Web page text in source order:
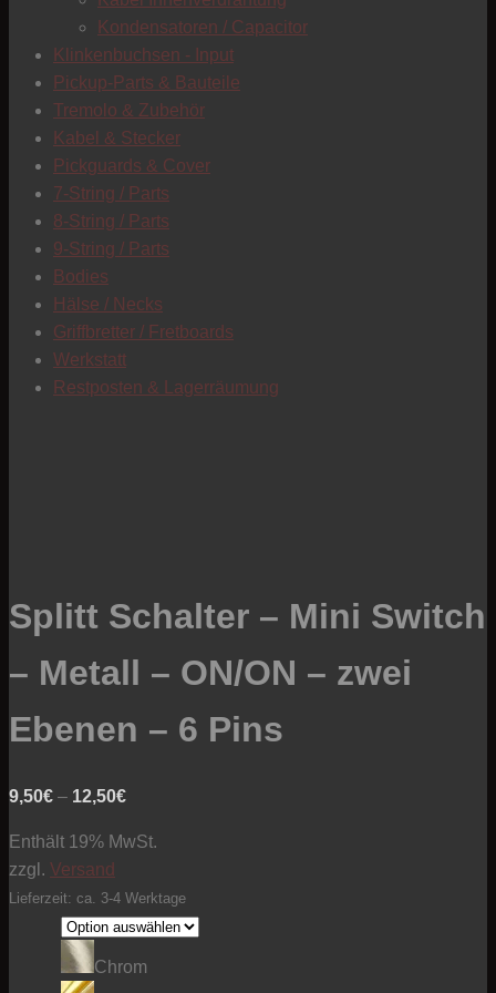
Kondensatoren / Capacitor
Klinkenbuchsen - Input
Pickup-Parts & Bauteile
Tremolo & Zubehör
Kabel & Stecker
Pickguards & Cover
7-String / Parts
8-String / Parts
9-String / Parts
Bodies
Hälse / Necks
Griffbretter / Fretboards
Werkstatt
Restposten & Lagerräumung
Splitt Schalter – Mini Switch
– Metall – ON/ON – zwei
Ebenen – 6 Pins
9,50€ – 12,50€Preisspanne:
bis
Enthält 19% MwSt.
zzgl. Versand
Lieferzeit: ca. 3-4 Werktage
Chrom